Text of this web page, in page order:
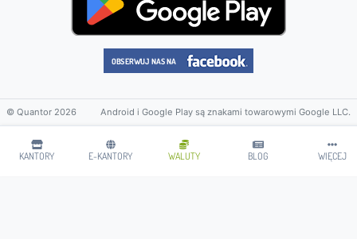
KANTORY E-KANTORY WALUTY BLOG WIĘCEJ
© Quantor 2026 Android i Google Play są znakami towarowymi Google LLC.